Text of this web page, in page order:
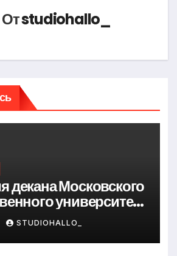
Отstudiohallo_
декана Московского
университета
— от студента
STUDIOHALLO_